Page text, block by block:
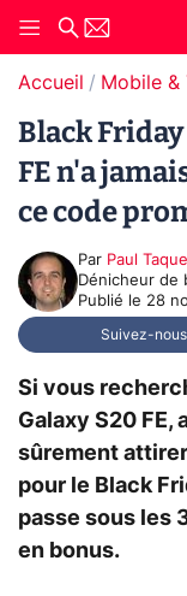
Accueil Mobile &
Black Friday
FE n'a
ce code
Par Paul
Dénicheur de
Publié le 28
Suivez-nous
Si vous
Galaxy S20 FE,
sûrement
pour le Black
passe sous les
en bonus.